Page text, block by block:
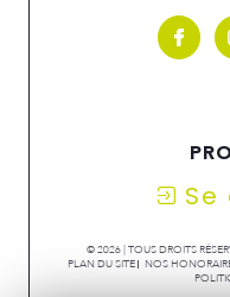
© 2026 | TOUS DROITS
PLAN DU SITE
NOS